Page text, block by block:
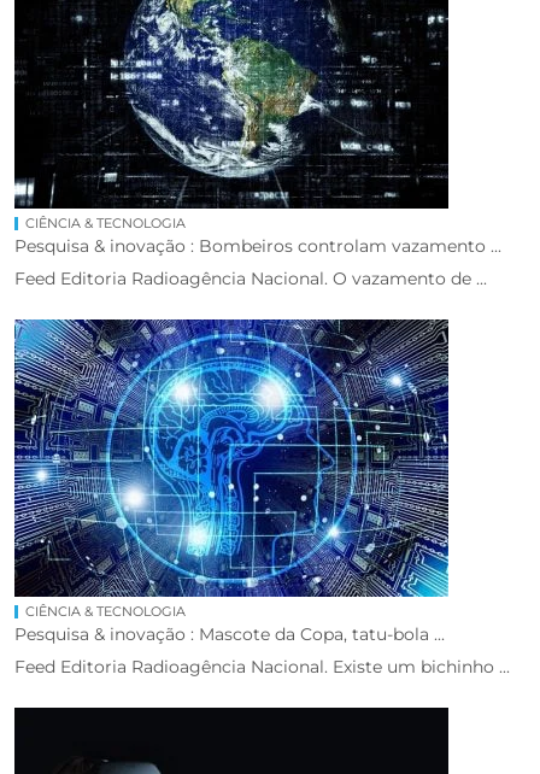
CIÊNCIA & TECNOLOGIA
Pesquisa & inovação : Bombeiros controlam vazamento ...
Feed Editoria Radioagência Nacional. O vazamento de ...
CIÊNCIA & TECNOLOGIA
Pesquisa & inovação : Mascote da Copa, tatu-bola ...
Feed Editoria Radioagência Nacional. Existe um bichinho ...